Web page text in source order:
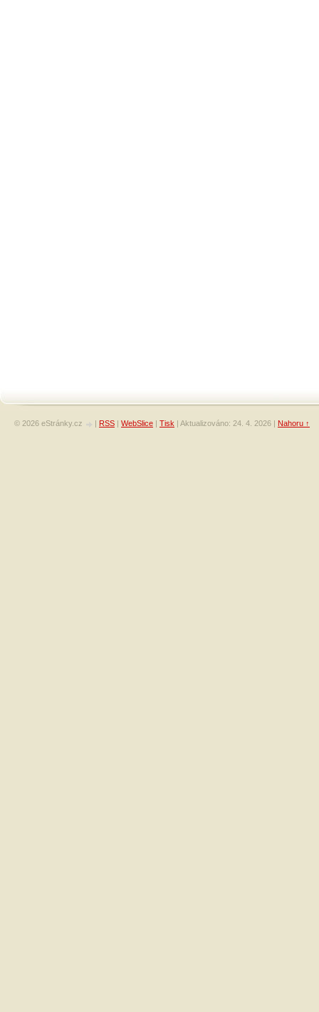
© 2026 eStránky.cz | RSS | WebSlice | Tisk | Aktualizováno: 24. 4. 2026 | Nahoru ↑